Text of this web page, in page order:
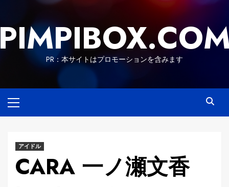
content
PR：本サイトはプロモーションを含みます
Menu
アイドル
CARA 一ノ瀬文香